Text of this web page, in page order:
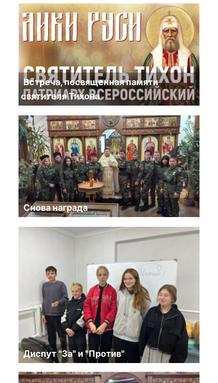
Встреча, посвященная памяти
святителя Тихона
Снова награда
Диспут "За" и "Против"